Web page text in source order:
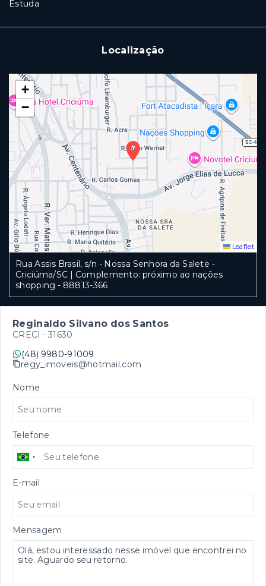
Estuda
Localização
+
−
Leaflet
Rua Assis Brasil, s/n - Nossa Senhora da Salete -
Criciúma/SC | Complemento: próximo ao nações
shopping - 88813-366
Reginaldo Silvano dos Santos
CRECI - 31630
(48) 9980-91009
regy_imoveis@hotmail.com
Nome
Telefone
E-mail
Mensagem